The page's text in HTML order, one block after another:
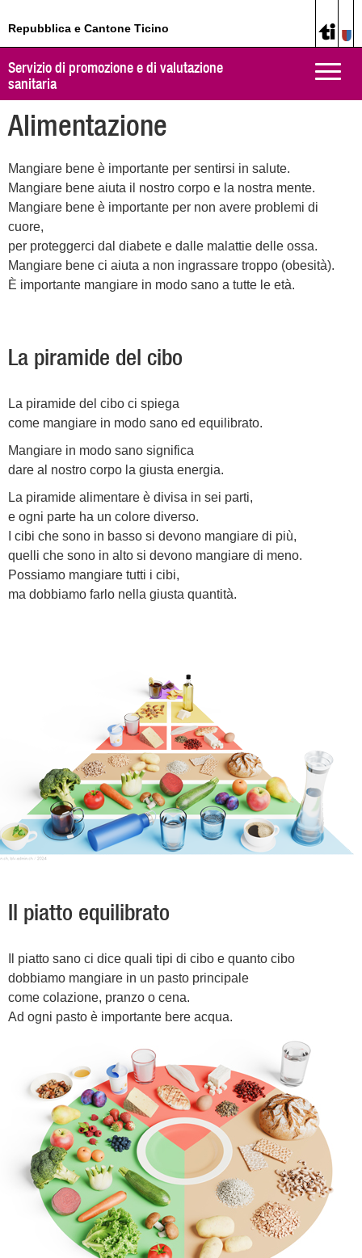
Repubblica e Cantone Ticino
Toggle
Servizio di promozione e di valutazione
sanitaria
Alimentazione
Mangiare bene è importante per sentirsi in salute.
Mangiare bene aiuta il nostro corpo e la nostra mente.
Mangiare bene è importante per non avere problemi di
cuore,
per proteggerci dal diabete e dalle malattie delle ossa.
Mangiare bene ci aiuta a non ingrassare troppo (obesità).
È importante mangiare in modo sano a tutte le età.
La piramide del cibo
La piramide del cibo ci spiega
come mangiare in modo sano ed equilibrato.
Mangiare in modo sano significa
dare al nostro corpo la giusta energia.
La piramide alimentare è divisa in sei parti,
e ogni parte ha un colore diverso.
I cibi che sono in basso si devono mangiare di più,
quelli che sono in alto si devono mangiare di meno.
Possiamo mangiare tutti i cibi,
ma dobbiamo farlo nella giusta quantità.
Il piatto equilibrato
Il piatto sano ci dice quali tipi di cibo e quanto cibo
dobbiamo mangiare in un pasto principale
come colazione, pranzo o cena.
Ad ogni pasto è importante bere acqua.